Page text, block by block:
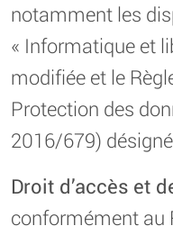
notamment les
« Informatique et
modifiée et le
Protection des
2016/679) désigné
Droit d’accès et
conformément au